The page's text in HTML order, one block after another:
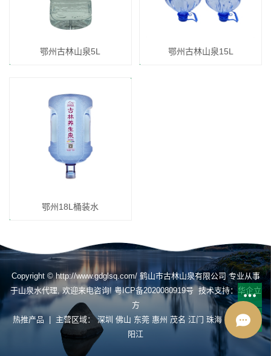
鄂州古林山泉5L 鄂州古林山泉15L
鄂州18L桶装水
Copyright © http://www.gdglsq.com/ 鹤山市古林山泉有限公司 专业从事
于山泉水代理, 欢迎来电咨询!粤ICP备2020080919号技术支持：华企立
方
热推产品 | 主营区域：深圳 佛山 东莞 惠州 茂名 江门 珠海 揭阳 肇庆
阳江